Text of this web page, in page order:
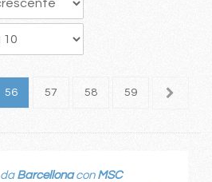
56 57 58 59 60
da Barcellonacon MSC